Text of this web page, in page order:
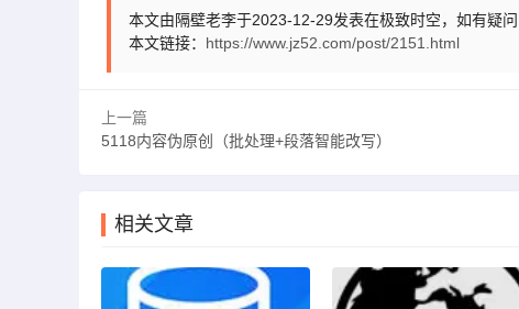
本文由隔壁老李于2023-12-29发表在极致时空，如有疑问
本文链接： https://www.jz52.com/post/2151.html
上一篇
5118内容伪原创（批处理+段落智能改写）
相关文章